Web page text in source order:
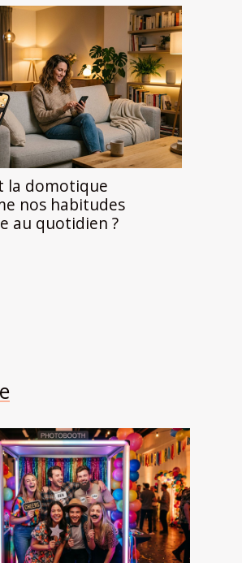
la domotique
nos habitudes
au quotidien ?